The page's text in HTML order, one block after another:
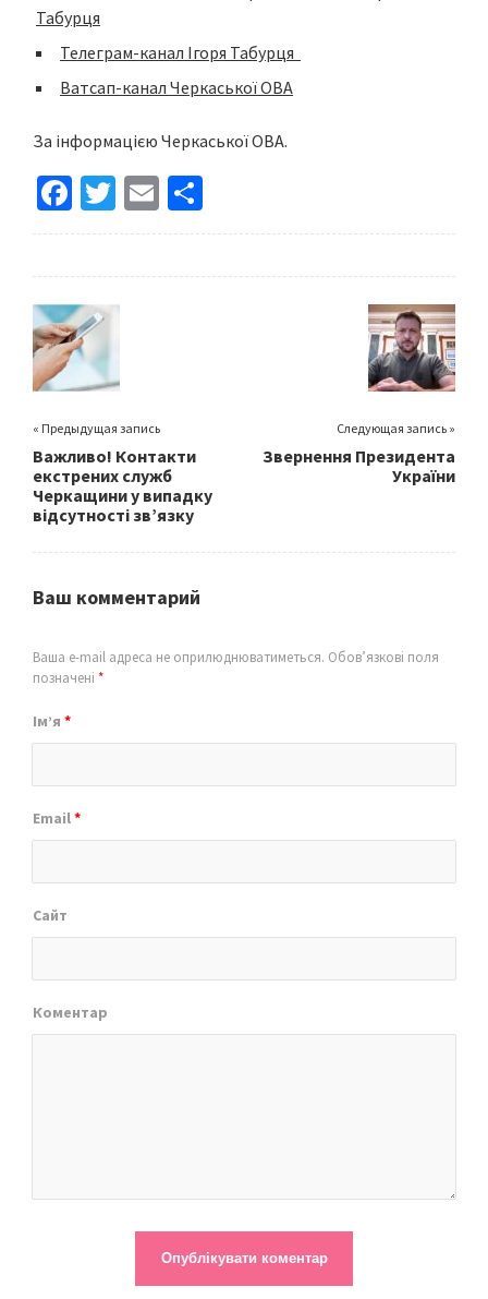
Табурця
Телеграм-канал Ігоря Табурця
Ватсап-канал Черкаської ОВА
За інформацією Черкаської ОВА.
Fa
ce
o
o
k
T
wi
er
E
m h
« Предыдущая запись
Важливо! Контакти
екстрених служб
Черкащини у випадку
відсутності зв’язку
Следующая запись »
Звернення Президента
України
Ваш комментарий
Ваша e-mail адреса не оприлюднюватиметься. Обов’язкові поля
позначені *
Ім’я *
Email*
Сайт
Коментар